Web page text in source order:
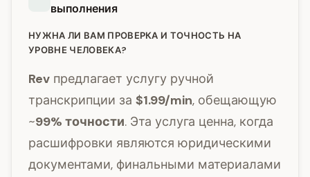
выполнения
НУЖНА ЛИ ВАМ ПРОВЕРКА И ТОЧНОСТЬ НА
УРОВНЕ ЧЕЛОВЕКА?
Rev предлагает услугу ручной
транскрипции за $1.99/min, обещающую
~99% точности. Эта услуга ценна, когда
расшифровки являются юридическими
документами, финальными материалами